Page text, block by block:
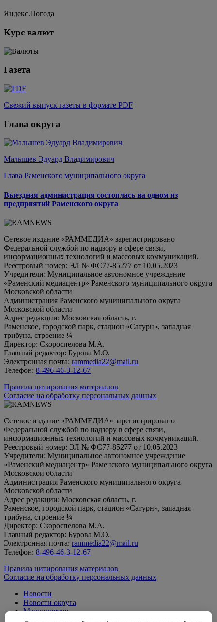
Яндекс.Погода
Курс валют
Газета
Свежий выпуск газеты в формате PDF
Глава округа
Малышев Эдуард Владимирович
Глава Раменского муниципального округа
Выездная администрация состоялась на одном из
предприятий Раменского округа
Сетевое издание «РАММЕДИА» зарегистрировано
Федеральной службой по надзору в сфере связи,
информационных технологий и массовых коммуникаций.
Реестровый номер: ЭЛ № ФС77-85277 от 10.05.2023
Учредители: Муниципальное автономное учреждение
«Раменский медиацентр» Раменского муниципального округа
Московской области
Администрация Раменского муниципального округа
Московской области
Адрес редакции: Московская область, г.
Раменское, городской парк, стадион «Сатурн», западная
трибуна, строение ¼
Директор: Скороспелова М.А.
Главный редактор: Бурова М.О.
Электронная почта: rammedia22@mail.ru
Телефон: 8-496-46-3-12-67
Правила цитирования материалов
Согласие на обработку персональных данных
Сетевое издание «РАММЕДИА» зарегистрировано
Федеральной службой по надзору в сфере связи,
информационных технологий и массовых коммуникаций.
Реестровый номер: ЭЛ № ФС77-85277 от 10.05.2023
Учредители: Муниципальное автономное учреждение
«Раменский медиацентр» Раменского муниципального округа
Московской области
Администрация Раменского муниципального округа
Московской области
Адрес редакции: Московская область, г.
Раменское, городской парк, стадион «Сатурн», западная
трибуна, строение ¼
Директор: Скороспелова М.А.
Главный редактор: Бурова М.О.
Электронная почта: rammedia22@mail.ru
Телефон: 8-496-46-3-12-67
Правила цитирования материалов
Согласие на обработку персональных данных
Новости
Новости округа
Мероприятия
Официально